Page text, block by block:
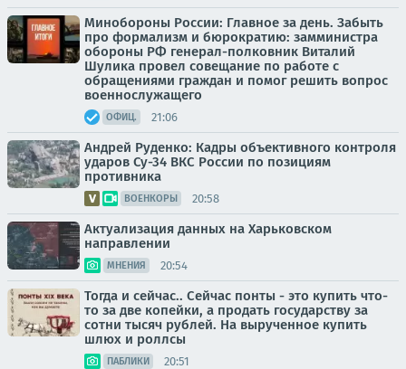
Минобороны России: Главное за день. Забыть
про формализм и бюрократию: замминистра
обороны РФ генерал-полковник Виталий
Шулика провел совещание по работе с
обращениями граждан и помог решить вопрос
военнослужащего
ОФИЦ. 21:06
Андрей Руденко: Кадры объективного контроля
ударов Су-34 ВКС России по позициям
противника
ВОЕНКОРЫ 20:58
Актуализация данных на Харьковском
направлении
МНЕНИЯ 20:54
Тогда и сейчас.. Сейчас понты - это купить что-
то за две копейки, а продать государству за
сотни тысяч рублей. На вырученное купить
шлюх и роллсы
ПАБЛИКИ 20:51